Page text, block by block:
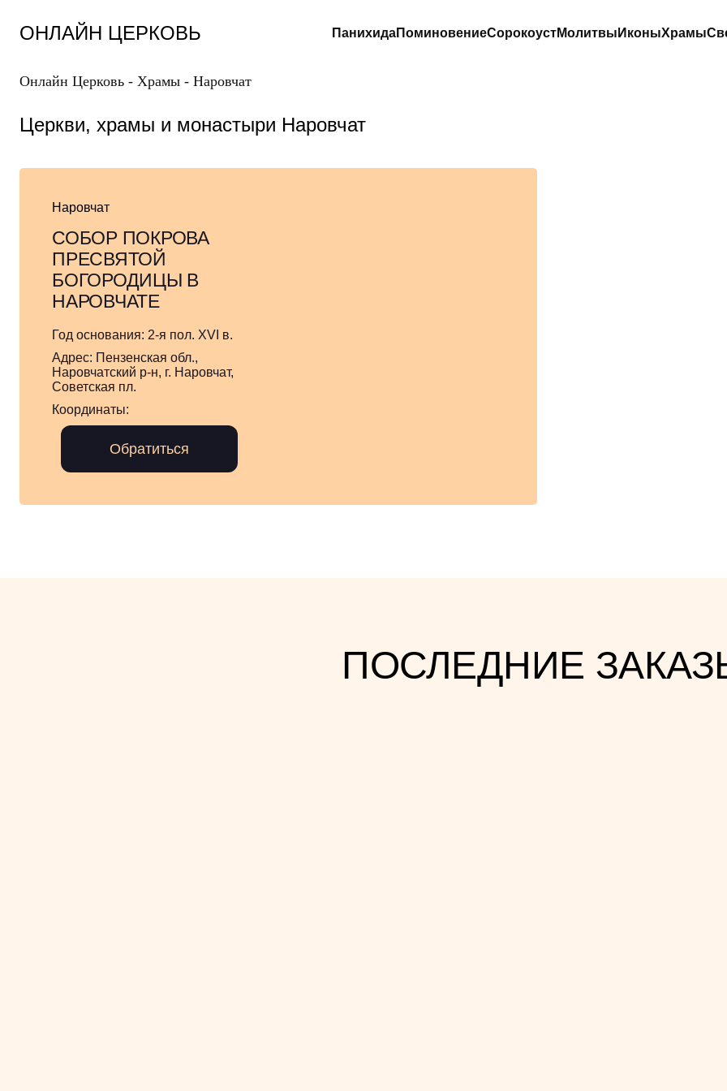
содержанию
ОНЛАЙН ЦЕРКОВЬ ПанихидаПоминовениеСорокоустМолитвы ИконыХрамы
Онлайн Церковь - Храмы - Наровчат
Церкви, храмы и монастыри Наровчат
Наровчат
СОБОР ПОКРОВА
ПРЕСВЯТОЙ
БОГОРОДИЦЫ В
НАРОВЧАТЕ
Год основания: 2-я пол. XVI в.
Адрес: Пензенская обл.,
Наровчатский р-н, г. Наровчат,
Советская пл.
Координаты:
Обратиться
ПОСЛЕДНИЕ